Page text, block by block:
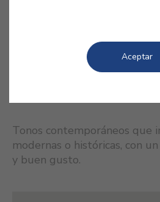
Tonos contemporáneos que
modernas o históricas, con
y buen gusto.
Aceptar